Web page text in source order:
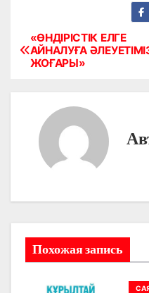
Н
и
я
«ӨНДІРІСТІК ЕЛГЕ
АЙНАЛУҒА
ЖОҒАРЫ»
Похожая запись